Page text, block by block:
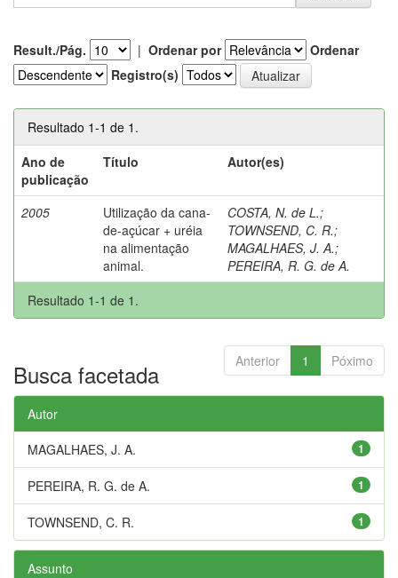
Result./Pág. | Ordenar por
Ordenar
Registro(s)
Resultado 1-1 de 1.
Ano de
publicação
Título Autor(es)
2005
Utilização da cana-
de-açúcar + uréia
na alimentação
animal.
COSTA, N. de L.;
TOWNSEND, C. R.;
MAGALHAES, J. A.;
PEREIRA, R. G. de A.
Resultado 1-1 de 1.
Anterior 1 Póximo
Busca facetada
Autor
1
MAGALHAES, J. A.
1
PEREIRA, R. G. de A.
1
TOWNSEND, C. R.
Assunto